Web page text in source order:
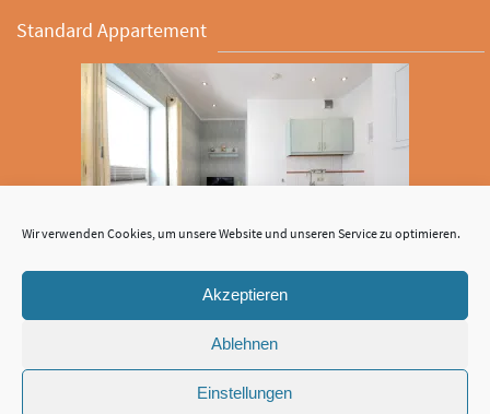
Wir verwenden Cookies, um unsere Website und unseren Service zu optimieren.
Akzeptieren
Ablehnen
Einstellungen
Standard Appartement
Das individuell eingerichtete Appartment mit modernem Interieur bietet
einen Wohn- Schlafbereich und eine Küchenzeile. Bettwäsche und
Handtücher sind im Preis inbegriffen. Maximal 2 Personen, ab ca. 18 qm²,
2 Einzelbetten Dusche, TV, Kochnische, Radio, Kühlschrank, Sitzecke, WC,